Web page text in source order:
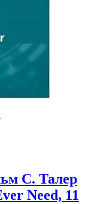
С. Талер
Need, 11